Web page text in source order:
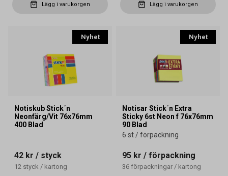
Lägg i varukorgen Lägg i varukorgen
Nyhet
Notiskub Stick´n
Neonfärg/Vit 76x76mm
400 Blad
42 kr / styck
12 styck / kartong
Nyhet
Notisar Stick´n Extra
Sticky 6st Neon f 76x76mm
90 Blad
6 st / förpackning
95 kr / förpackning
36 förpackningar / kartong